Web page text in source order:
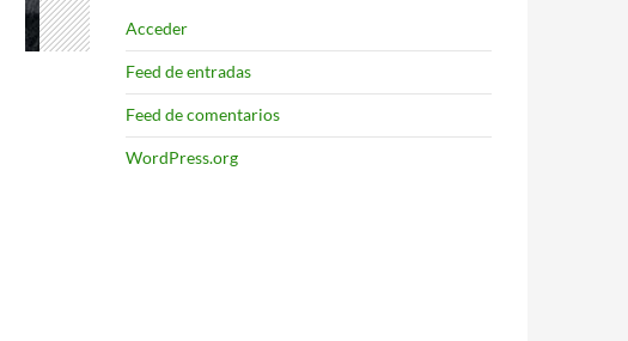
Acceder
Feed de entradas
Feed de comentarios
WordPress.org